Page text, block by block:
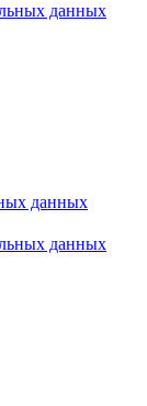
данных
данных
данных